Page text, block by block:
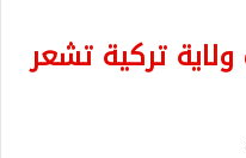
تركية تشعر